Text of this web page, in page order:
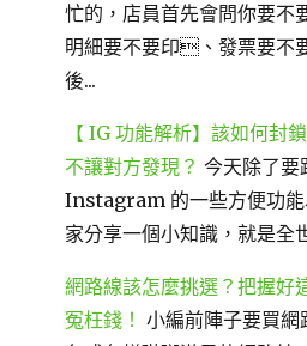
忙的，店員首先會問你要不
明細要不要印、發票要不
後...
【 IG 功能解析】該如何封
不讓對方發現？ 今天除了要
Instagram 的一些方便功能
家分享一個小知識，就是全
網路線該怎麼挑選？把握好
冤枉錢！ 小編前陣子要買網